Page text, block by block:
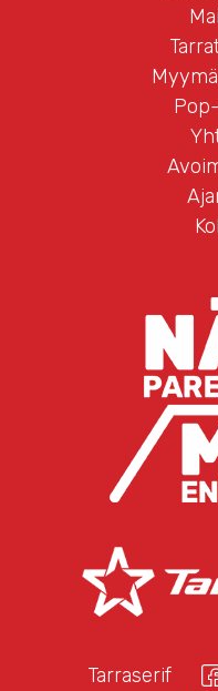
Tarraserif